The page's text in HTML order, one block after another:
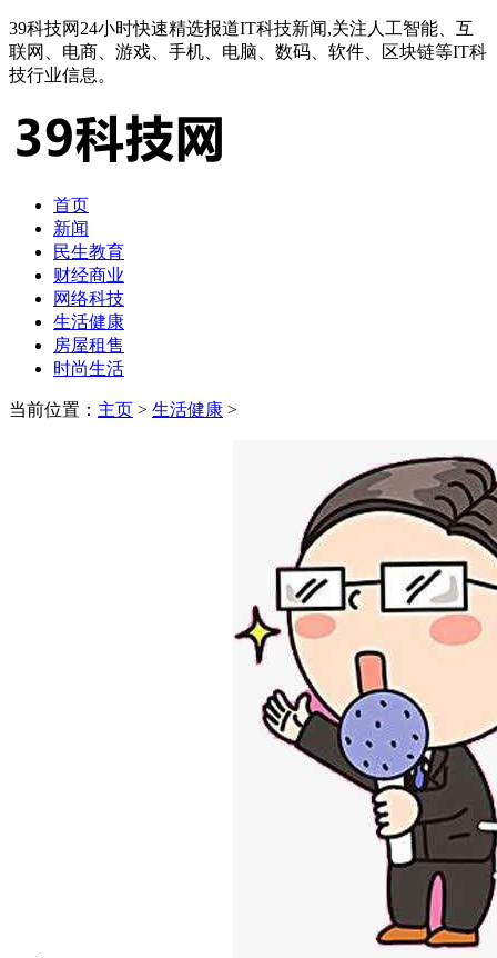
39科技网24小时快速精选报道IT科技新闻,关注人工智能、互
联网、电商、游戏、手机、电脑、数码、软件、区块链等IT科
技行业信息。
首页
新闻
民生教育
财经商业
网络科技
生活健康
房屋租售
时尚生活
当前位置： 主页 > 生活健康 >